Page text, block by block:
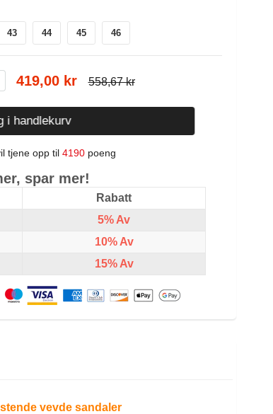
43 44 45 46
419,00 kr 558,67 kr
i handlekurv
tjene opp til 4190 poeng
spar mer!
Rabatt
5% Av
10% Av
15% Av
vevde sandaler